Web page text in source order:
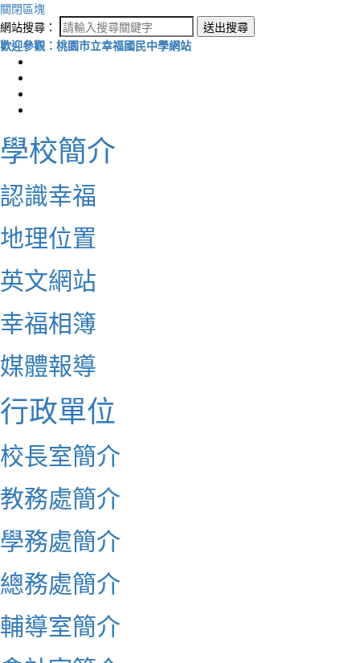
關閉區塊
網站搜尋：
送出搜尋
歡迎參觀：桃園市立幸福國民中學網站
學校簡介
認識幸福
地理位置
英文網站
幸福相簿
媒體報導
行政單位
校長室簡介
教務處簡介
學務處簡介
總務處簡介
輔導室簡介